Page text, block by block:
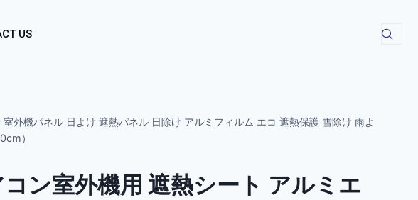
US
外機パネル 日よけ 遮熱パネル 日除け アルミフィルム エコ 遮熱保護 雪除け 雨よ
）
ン室外機用 遮熱シート アルミエ